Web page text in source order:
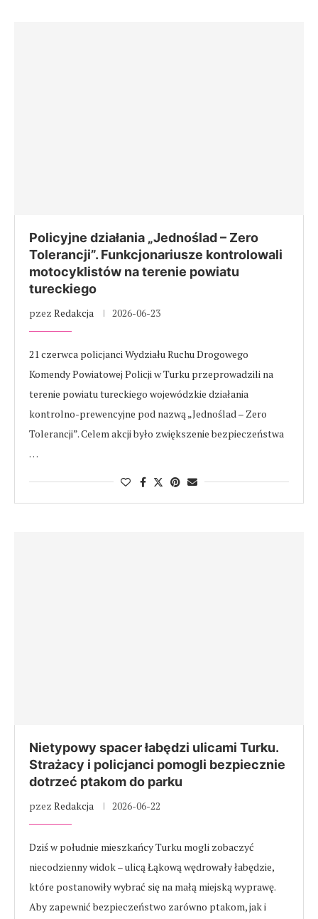
Policyjne działania „Jednoślad – Zero
Tolerancji”. Funkcjonariusze kontrolowali
motocyklistów na terenie powiatu
tureckiego
pzez Redakcja 2026-06-23
21 czerwca policjanci Wydziału Ruchu Drogowego
Komendy Powiatowej Policji w Turku przeprowadzili na
terenie powiatu tureckiego wojewódzkie działania
kontrolno-prewencyjne pod nazwą „Jednoślad – Zero
Tolerancji”. Celem akcji było zwiększenie bezpieczeństwa
…
Nietypowy spacer łabędzi ulicami Turku.
Strażacy i policjanci pomogli bezpiecznie
dotrzeć ptakom do parku
pzez Redakcja 2026-06-22
Dziś w południe mieszkańcy Turku mogli zobaczyć
niecodzienny widok – ulicą Łąkową wędrowały łabędzie,
które postanowiły wybrać się na małą miejską wyprawę.
Aby zapewnić bezpieczeństwo zarówno ptakom, jak i